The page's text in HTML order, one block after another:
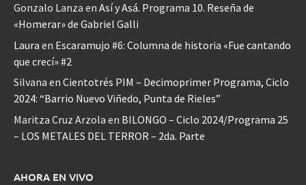
Gonzalo Lanza en Así y Asá. Programa 10. Reseña de
«Homerar» de Gabriel Galli
Laura en Escaramujo #6: Columna de historia «Fue cantando
que crecí» #2
Silvana en Cientotrés PIM – Decimoprimer Programa, Ciclo
2024: “Barrio Nuevo Viñedo, Punta de Rieles”
Maritza Cruz Arzola en BILONGO – Ciclo 2024/Programa 25
– LOS METALES DEL TERROR – 2da. Parte
AHORA EN VIVO